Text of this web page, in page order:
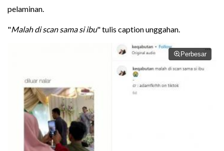
pelaminan.
"Malah di scan sama si ibu" tulis caption unggahan.
Perbesar